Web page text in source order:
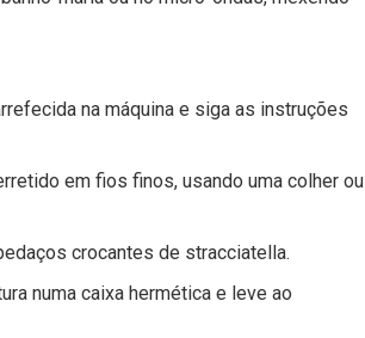
na máquina e siga as instruções
em fios finos, usando uma colher ou
crocantes de stracciatella.
numa caixa hermética e leve ao